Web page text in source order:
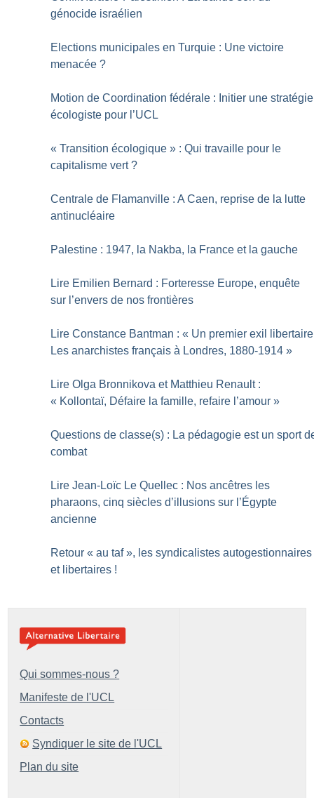
génocide israélien
Elections municipales en Turquie : Une victoire
menacée ?
Motion de Coordination fédérale : Initier une stratégie
écologiste pour l’UCL
« Transition écologique » : Qui travaille pour le
capitalisme vert ?
Centrale de Flamanville : A Caen, reprise de la lutte
antinucléaire
Palestine : 1947, la Nakba, la France et la gauche
Lire Emilien Bernard : Forteresse Europe, enquête
sur l’envers de nos frontières
Lire Constance Bantman : « Un premier exil
Les anarchistes français à Londres, 1880-1914 »
Lire Olga Bronnikova et Matthieu Renault :
« Kollontaï, Défaire la famille, refaire l’amour »
Questions de classe(s) : La pédagogie est un sport
combat
Lire Jean-Loïc Le Quellec : Nos ancêtres les
pharaons, cinq siècles d’illusions sur l’Égypte
ancienne
Retour « au taf », les syndicalistes autogestionnaires
et libertaires !
Qui sommes-nous ?
Manifeste de l'UCL
Contacts
Syndiquer le site de l'UCL
Plan du site